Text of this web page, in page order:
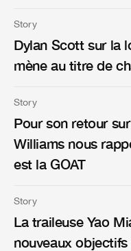
Story
Dylan Scott sur la
mène au titre de
Story
Pour son retour
Williams nous
est la GOAT
Story
La traileuse Yao
nouveaux objectifs